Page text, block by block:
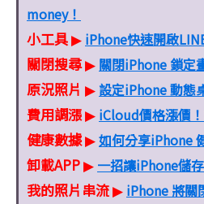
money！
小工具▶ iPhone快速開啟
關閉搜尋▶ 關閉iPhone 鎖定
原況照片 ▶ 設定iPhone 動態
費用調漲▶ iCloud價格漲價
健康數據▶如何分享iPhone
卸載APP▶ 一招讓iPhone儲
我的照片串流▶ iPhone 將關